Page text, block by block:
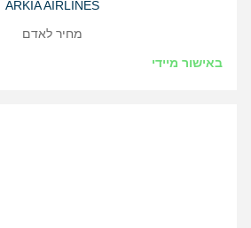
ARKIA AIRLINES
באישור מיידי
מחיר לאדם